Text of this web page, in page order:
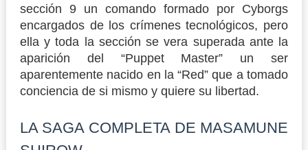
sección 9 un comando formado por Cyborgs
encargados de los crímenes tecnológicos, pero
ella y toda la sección se vera superada ante la
aparición del “Puppet Master” un ser
aparentemente nacido en la “Red” que a tomado
conciencia de si mismo y quiere su libertad.
LA SAGA COMPLETA DE MASAMUNE